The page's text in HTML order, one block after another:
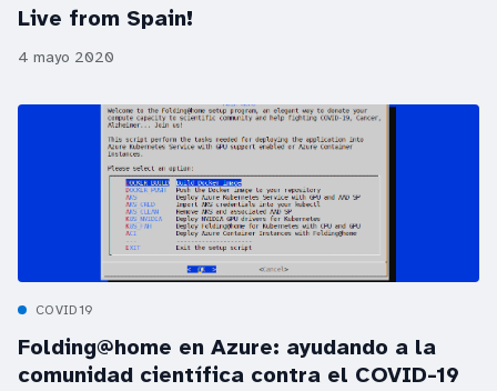
Live from Spain!
4 mayo 2020
COVID19
Folding@home en Azure: ayudando a la
comunidad científica contra el COVID-19